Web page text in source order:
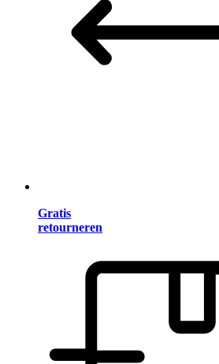
Gratis
retourneren